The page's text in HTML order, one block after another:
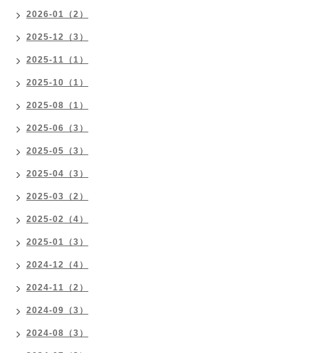
2026-01（2）
2025-12（3）
2025-11（1）
2025-10（1）
2025-08（1）
2025-06（3）
2025-05（3）
2025-04（3）
2025-03（2）
2025-02（4）
2025-01（3）
2024-12（4）
2024-11（2）
2024-09（3）
2024-08（3）